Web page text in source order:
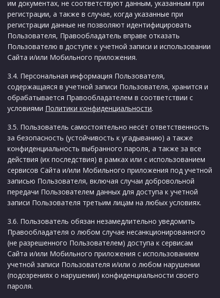
им документах, не соответствуют данным, указанным при
регистрации, а также в случае, когда указанные при
регистрации данные не позволяют идентифицировать
Пользователя, Правообладатель вправе отказать
Пользователю в доступе к учетной записи и использовании
Сайта и/или Мобильного приложения.
3.4. Персональная информация Пользователя,
содержащаяся в учетной записи Пользователя, хранится и
обрабатывается Правообладателем в соответствии с
условиями Политики конфиденциальности.
3.5. Пользователь самостоятельно несёт ответственность
за безопасность (устойчивость к угадыванию) а также
конфиденциальность выбранного пароля, а также за все
действия (их последствия) в рамках или с использованием
сервисов Сайта и/или Мобильного приложения под учетной
записью Пользователя, включая случаи добровольной
передачи Пользователем данных для доступа к учетной
записи Пользователя третьим лицам на любых условиях.
3.6. Пользователь обязан незамедлительно уведомить
Правообладателя о любом случае несанкционированного
(не разрешенного Пользователем) доступа к сервисам
Сайта и/или Мобильного приложения с использованием
учетной записи Пользователя и/или о любом нарушении
(подозрениях о нарушении) конфиденциальности своего
пароля.